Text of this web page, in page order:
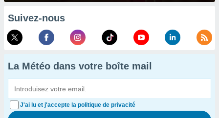
Suivez-nous
La Météo dans votre boîte mail
J'ai lu et j'accepte la politique de privacité